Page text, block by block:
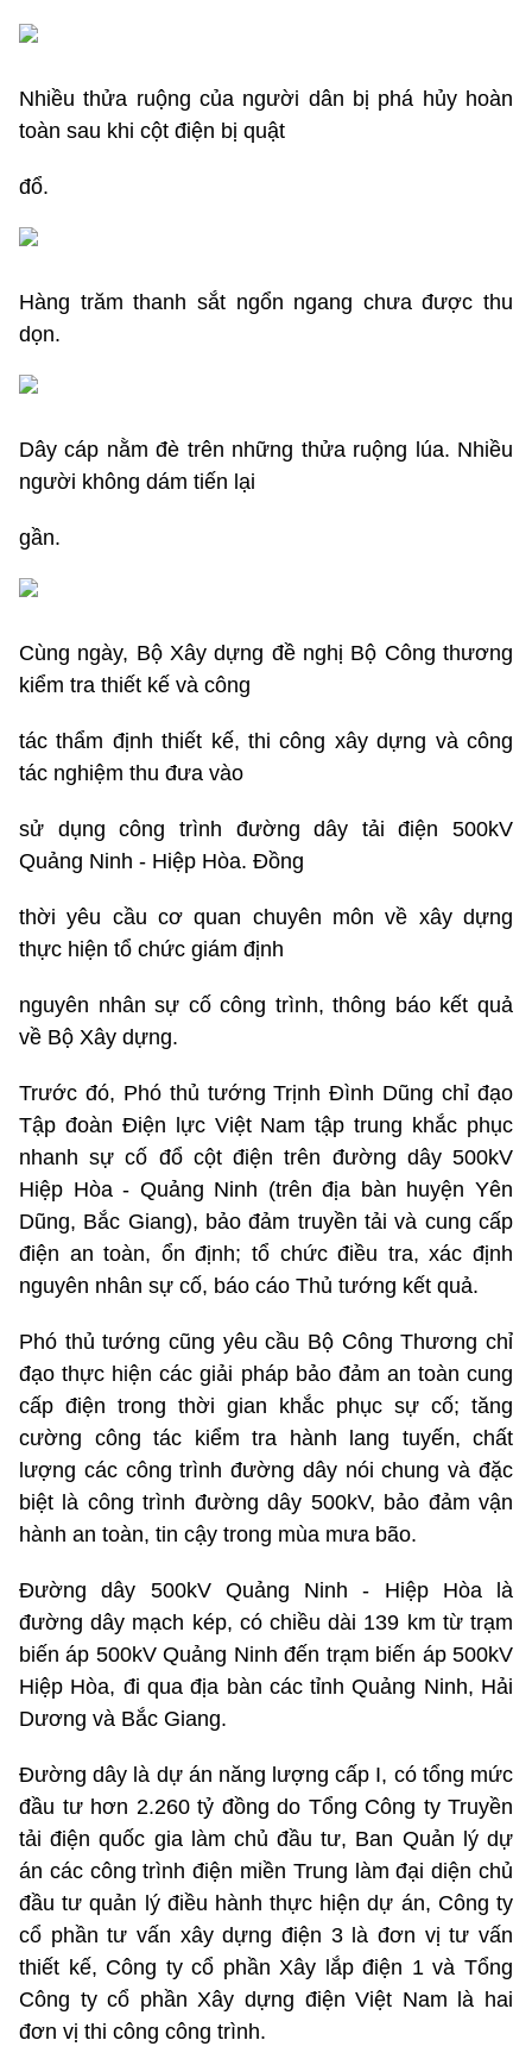
Nhiều thửa ruộng của người dân bị phá hủy hoàn
toàn sau khi cột điện bị quật
đổ.
Hàng trăm thanh sắt ngổn ngang chưa được thu
dọn.
Dây cáp nằm đè trên những thửa ruộng lúa. Nhiều
người không dám tiến lại
gần.
Cùng ngày, Bộ Xây dựng đề nghị Bộ Công thương
kiểm tra thiết kế và công
tác thẩm định thiết kế, thi công xây dựng và công
tác nghiệm thu đưa vào
sử dụng công trình đường dây tải điện 500kV
Quảng Ninh - Hiệp Hòa. Đồng
thời yêu cầu cơ quan chuyên môn về xây dựng
thực hiện tổ chức giám định
nguyên nhân sự cố công trình, thông báo kết quả
về Bộ Xây dựng.
Trước đó, Phó thủ tướng Trịnh Đình Dũng chỉ đạo
Tập đoàn Điện lực Việt Nam tập trung khắc phục
nhanh sự cố đổ cột điện trên đường dây 500kV
Hiệp Hòa - Quảng Ninh (trên địa bàn huyện Yên
Dũng, Bắc Giang), bảo đảm truyền tải và cung cấp
điện an toàn, ổn định; tổ chức điều tra, xác định
nguyên nhân sự cố, báo cáo Thủ tướng kết quả.
Phó thủ tướng cũng yêu cầu Bộ Công Thương chỉ
đạo thực hiện các giải pháp bảo đảm an toàn cung
cấp điện trong thời gian khắc phục sự cố; tăng
cường công tác kiểm tra hành lang tuyến, chất
lượng các công trình đường dây nói chung và đặc
biệt là công trình đường dây 500kV, bảo đảm vận
hành an toàn, tin cậy trong mùa mưa bão.
Đường dây 500kV Quảng Ninh - Hiệp Hòa là
đường dây mạch kép, có chiều dài 139 km từ trạm
biến áp 500kV Quảng Ninh đến trạm biến áp 500kV
Hiệp Hòa, đi qua địa bàn các tỉnh Quảng Ninh, Hải
Dương và Bắc Giang.
Đường dây là dự án năng lượng cấp I, có tổng mức
đầu tư hơn 2.260 tỷ đồng do Tổng Công ty Truyền
tải điện quốc gia làm chủ đầu tư, Ban Quản lý dự
án các công trình điện miền Trung làm đại diện chủ
đầu tư quản lý điều hành thực hiện dự án, Công ty
cổ phần tư vấn xây dựng điện 3 là đơn vị tư vấn
thiết kế, Công ty cổ phần Xây lắp điện 1 và Tổng
Công ty cổ phần Xây dựng điện Việt Nam là hai
đơn vị thi công công trình.